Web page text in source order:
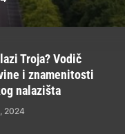
Troja? Vodič
i znamenitosti
nalazišta
2024